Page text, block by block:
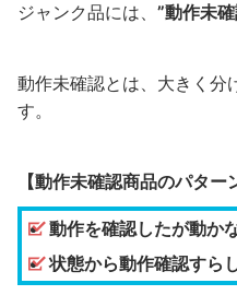
ジャンク品には、 ”動作未確
動作未確認とは、大きく分
す。
【動作未確認商品のパター
動作を確認したが動か
状態から動作確認すら